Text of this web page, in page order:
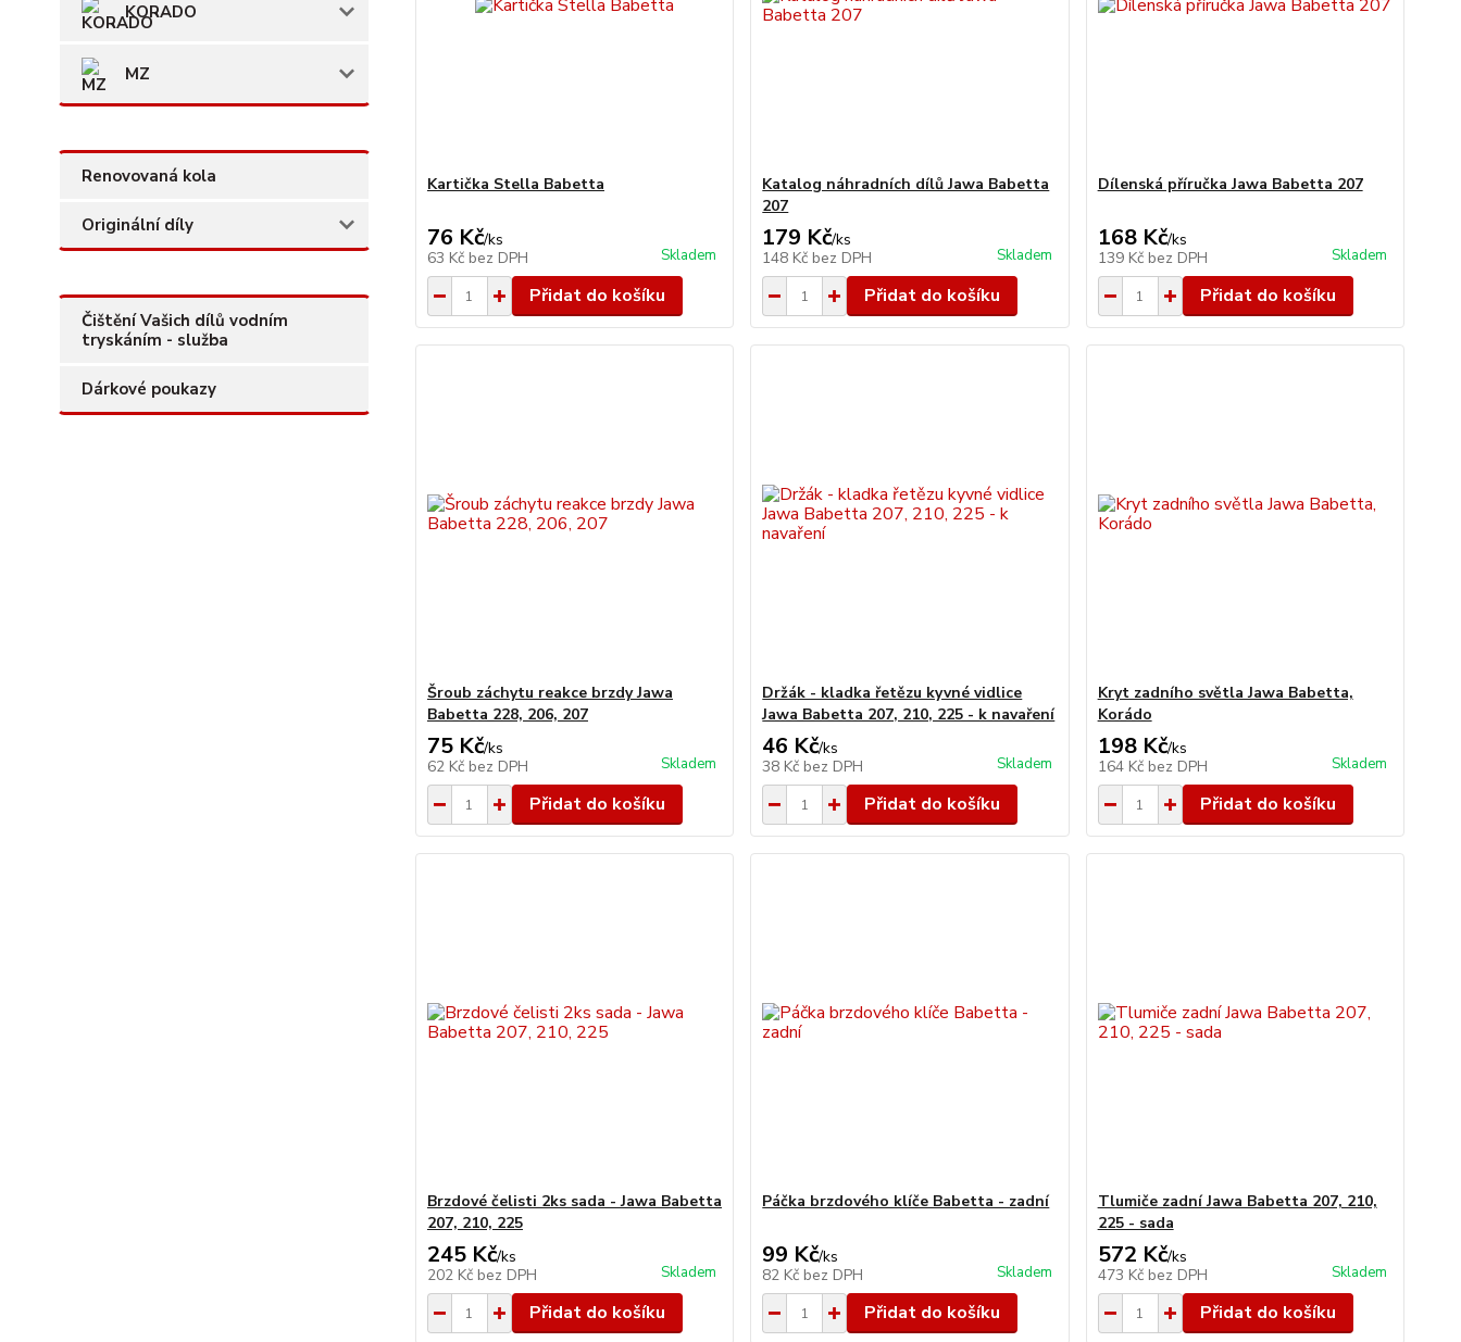
KORADO
MZ
Renovovaná kola
Originální díly
Čištění Vašich dílů vodním
tryskáním - služba
Dárkové poukazy
Kartička Stella Babetta
76 Kč/ks
63 Kč bez DPH Skladem
Přidat do košíku
Katalog náhradních dílů Jawa Babetta
207
179 Kč/ks
148 Kč bez DPH Skladem
Přidat do košíku
Dílenská příručka Jawa Babetta 207
168 Kč/ks
139 Kč bez DPH Skladem
Přidat do košíku
Šroub záchytu reakce brzdy Jawa
Babetta 228, 206, 207
75 Kč/ks
62 Kč bez DPH Skladem
Přidat do košíku
Držák - kladka řetězu kyvné vidlice
Jawa Babetta 207, 210, 225 - k navaření
46 Kč/ks
38 Kč bez DPH Skladem
Přidat do košíku
Kryt zadního světla Jawa Babetta,
Korádo
198 Kč/ks
164 Kč bez DPH Skladem
Přidat do košíku
Brzdové čelisti 2ks sada - Jawa Babetta
207, 210, 225
245 Kč/ks
202 Kč bez DPH Skladem
Přidat do košíku
Páčka brzdového klíče Babetta - zadní
99 Kč/ks
82 Kč bez DPH Skladem
Přidat do košíku
Tlumiče zadní Jawa Babetta 207, 210,
225 - sada
572 Kč/ks
473 Kč bez DPH Skladem
Přidat do košíku